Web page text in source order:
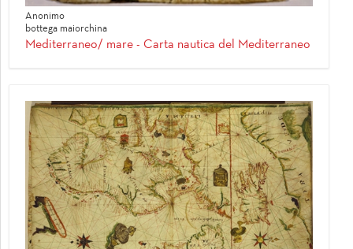
Anonimo
bottega maiorchina
Mediterraneo/ mare - Carta nautica del Mediterraneo